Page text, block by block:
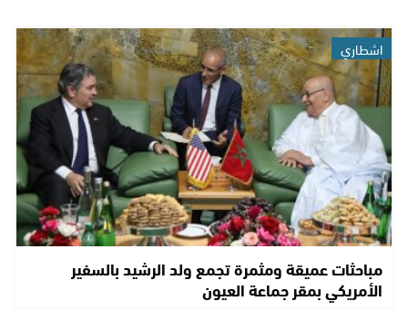
اشطاري
مباحثات عميقة ومثمرة تجمع ولد الرشيد بالسفير
الأمريكي بمقر جماعة العيون